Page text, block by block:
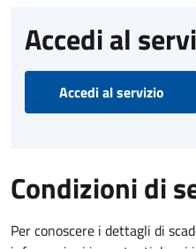
Accedi al
Accedi al servizio
Condizioni di
Per conoscere i dettagli di